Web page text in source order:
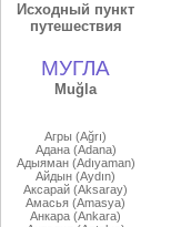
Исходный пункт
путешествия
МУГЛА
Muğla
Агры (Ağrı)
Адана (Adana)
Адыяман (Adıyaman)
Айдын (Aydın)
Аксарай (Aksaray)
Амасья (Amasya)
Анкара (Ankara)